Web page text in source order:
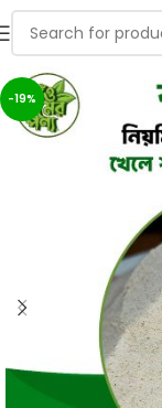
-19%